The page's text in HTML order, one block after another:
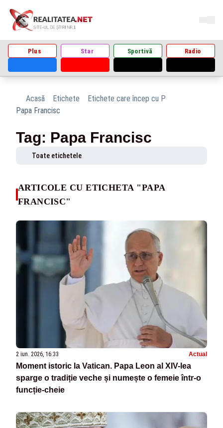
Plus Star Sportivă Radio
Acasă Etichete
Etichete care încep cu P
Papa Francisc
Tag: Papa Francisc
Toate etichetele
ARTICOLE CU ETICHETA "PAPA
FRANCISC"
2 iun. 2026, 16:33 Actual
Moment istoric la Vatican. Papa Leon al XIV-lea
sparge o tradiție veche și numește o femeie într-o
funcție-cheie